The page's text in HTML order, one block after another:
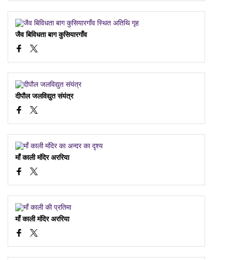
जैव बिविधता बाग कुसियारगाँव
दीपौल जलविद्युत संयंत्र
माँ काली मंदिर अररिया
माँ काली मंदिर अररिया